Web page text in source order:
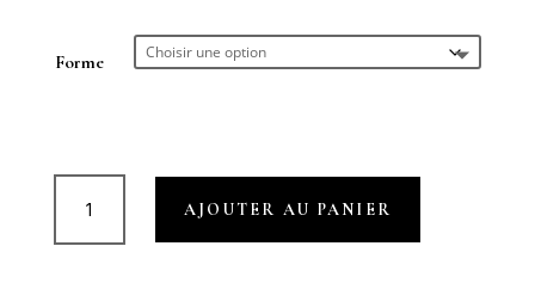
prix :
35,00 €
Forme
de
AJOUTER AU PANIER